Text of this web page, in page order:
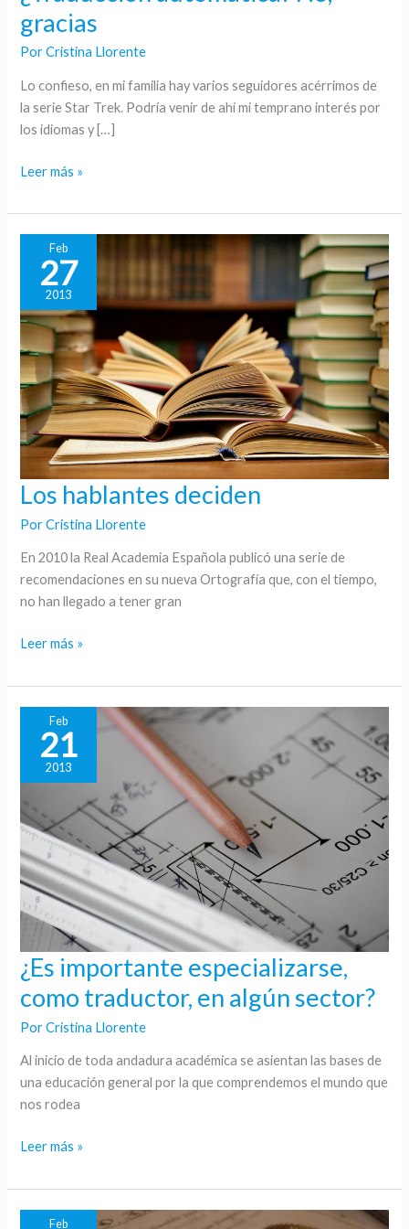
gracias
PorCristina Llorente
Lo confieso, en mi familia hay varios seguidores acérrimos de
la serie Star Trek. Podría venir de ahí mi temprano interés por
los idiomas y […]
automática?
No,
gracias
Leer más »
Feb
27
2013
Los hablantes deciden
PorCristina Llorente
En 2010 la Real Academia Española publicó una serie de
recomendaciones en su nueva Ortografía que, con el tiempo,
no han llegado a tener gran
Los
deciden
Leer más »
Feb
21
2013
¿Es importante especializarse,
como traductor, en algún sector?
PorCristina Llorente
Al inicio de toda andadura académica se asientan las bases de
una educación general por la que comprendemos el mundo que
nos rodea
¿Es
importante
especializarse,
como
Leer más »
Feb